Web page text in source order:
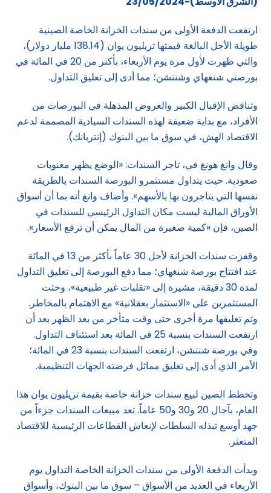
ارتفعت الدفعة الأولى من سندات الخزانة الخاصة الصينية
طويلة الأجل البالغة قيمتها تريليون يوان (138.14 مليار دولار)،
والتي ظهرت لأول مرة يوم الأربعاء، بأكثر من 20 في المائة في
بورصتي شنغهاي وشنتشن؛ مما أدى إلى تعليق التداول.
وتناقض الإقبال الكبير والعروض المذهلة في البورصات من
الأفراد، مع بداية ضعيفة لهذه السندات السيادية المصممة لدعم
الاقتصاد الهش، في سوق ما بين البنوك (إنتربانك).
وقال وانغ هونغ في، تاجر السندات: «الوضع يظهر معنويات
صعودية. حيث يتداول مستثمرو البورصة السندات بالطريقة
نفسها التي يتاجرون بها بالأسهم». وأضاف وانغ أنه بما أن أسواق
الأوراق المالية ليست مكان التداول الرئيسي للسندات في
الصين، فإن «كمية صغيرة من المال يمكن أن ترفع الأسعار».
وقفزت سندات الخزانة لأجل 30 عاماً بأكثر من 13 في المائة
عند افتتاح بورصة شنغهاي؛ مما دفع البورصة إلى تعليق التداول
لمدة 30 دقيقة، مشيرة إلى «تقلبات غير طبيعية»، وحثت
المستثمرين على «الاستثمار بعقلانية» مع الاهتمام بالمخاطر.
وتم تعليقها مرة أخرى حتى وقت متأخر من بعد الظهر بعد أن
ارتفعت السندات بنسبة 25 في المائة بعد استئناف التداول.
وفي بورصة شنتشن، ارتفعت السندات بنسبة 23 في المائة؛
الأمر الذي أدى إلى تعليق مماثل فرضته الجهات التنظيمية.
وتخطط الصين لبيع سندات خزانة خاصة بقيمة تريليون يوان هذا
العام، بآجال 20 و30 و50 عاماً. تعد مبيعات السندات جزءاً من
جهد أوسع تبذله السلطات لإنعاش القطاعات الرئيسية للاقتصاد
المتعثر.
وبدأت الدفعة الأولى من سندات الخزانة الخاصة التداول يوم
الأربعاء في العديد من الأسواق – سوق ما بين البنوك، وأسواق